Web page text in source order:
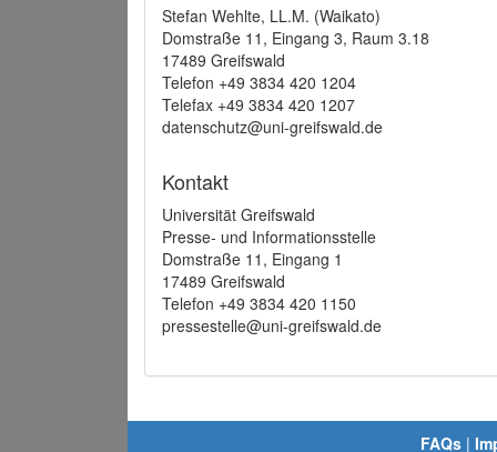
Stefan Wehlte, LL.M. (Waikato)
Domstraße 11, Eingang 3, Raum 3.18
17489 Greifswald
Telefon +49 3834 420 1204
Telefax +49 3834 420 1207
datenschutz@uni-greifswald.de
Kontakt
Universität Greifswald
Presse- und Informationsstelle
Domstraße 11, Eingang 1
17489 Greifswald
Telefon +49 3834 420 1150
pressestelle@uni-greifswald.de
FAQs |